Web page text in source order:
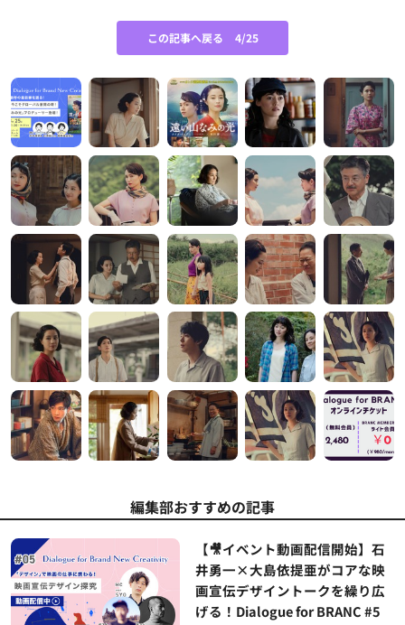
この記事へ戻る 4/25
編集部おすすめの記事
【🎥イベント動画配信開始】石
井勇一×大島依提亜がコアな映
画宣伝デザイントークを繰り広
げる！Dialogue for BRANC #5